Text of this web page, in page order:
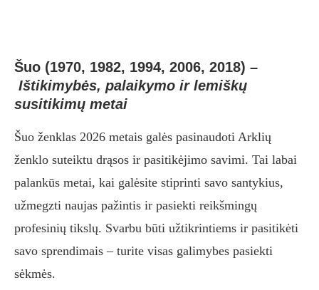
Šuo (1970, 1982, 1994, 2006, 2018) –
Ištikimybės, palaikymo ir lemiškų
susitikimų metai
Šuo ženklas 2026 metais galės pasinaudoti Arklių
ženklo suteiktu drąsos ir pasitikėjimo savimi. Tai labai
palankūs metai, kai galėsite stiprinti savo santykius,
užmegzti naujas pažintis ir pasiekti reikšmingų
profesinių tikslų. Svarbu būti užtikrintiems ir pasitikėti
savo sprendimais – turite visas galimybes pasiekti
sėkmės.